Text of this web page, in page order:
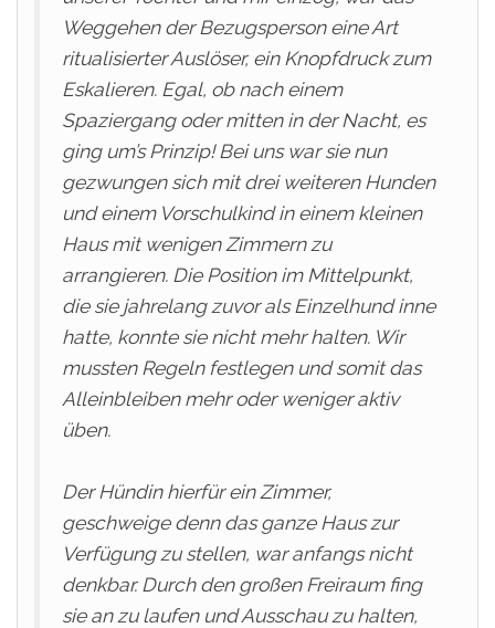
Weggehen der Bezugsperson eine Art
ritualisierter Auslöser, ein Knopfdruck zum
Eskalieren. Egal, ob nach einem
Spaziergang oder mitten in der Nacht, es
ging um’s Prinzip! Bei uns war sie nun
gezwungen sich mit drei weiteren Hunden
und einem Vorschulkind in einem kleinen
Haus mit wenigen Zimmern zu
arrangieren. Die Position im Mittelpunkt,
die sie jahrelang zuvor als Einzelhund inne
hatte, konnte sie nicht mehr halten. Wir
mussten Regeln festlegen und somit das
Alleinbleiben mehr oder weniger aktiv
üben.
Der Hündin hierfür ein Zimmer,
geschweige denn das ganze Haus zur
Verfügung zu stellen, war anfangs nicht
denkbar. Durch den großen Freiraum fing
sie an zu laufen und Ausschau zu halten,